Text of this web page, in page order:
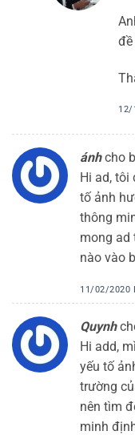
12/
ánh cho
Hi ad, tôi
tố ảnh
thông
mong ad
nào vào
11/02/2020
Quynh
Hi add,
yếu tố
trường
nên tìm
minh